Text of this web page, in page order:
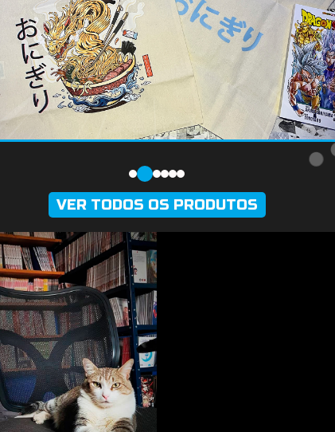
VER TODOS OS PRODUTOS